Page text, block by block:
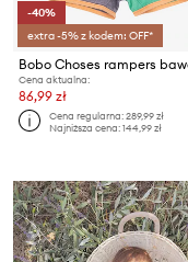
-40%
extra -5% z kodem: OFF*
Cena aktualna:
86,99 zł
Cena regularna:289,99 zł
Najniższa cena:144,99 zł